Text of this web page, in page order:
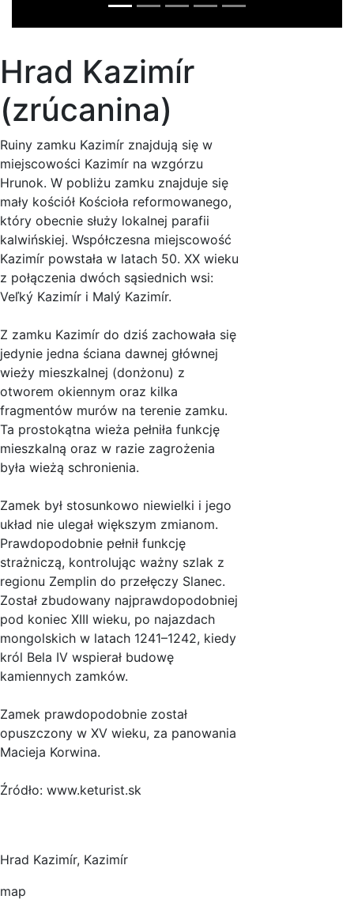
Hrad Kazimír
(zrúcanina)
Ruiny zamku Kazimír znajdują się w
miejscowości Kazimír na wzgórzu
Hrunok. W pobliżu zamku znajduje się
mały kościół Kościoła reformowanego,
który obecnie służy lokalnej parafii
kalwińskiej. Współczesna miejscowość
Kazimír powstała w latach 50. XX wieku
z połączenia dwóch sąsiednich wsi:
Veľký Kazimír i Malý Kazimír.
Z zamku Kazimír do dziś zachowała się
jedynie jedna ściana dawnej głównej
wieży mieszkalnej (donżonu) z
otworem okiennym oraz kilka
fragmentów murów na terenie zamku.
Ta prostokątna wieża pełniła funkcję
mieszkalną oraz w razie zagrożenia
była wieżą schronienia.
Zamek był stosunkowo niewielki i jego
układ nie ulegał większym zmianom.
Prawdopodobnie pełnił funkcję
strażniczą, kontrolując ważny szlak z
regionu Zemplin do przełęczy Slanec.
Został zbudowany najprawdopodobniej
pod koniec XIII wieku, po najazdach
mongolskich w latach 1241–1242, kiedy
król Bela IV wspierał budowę
kamiennych zamków.
Zamek prawdopodobnie został
opuszczony w XV wieku, za panowania
Macieja Korwina.
Źródło: www.keturist.sk
Hrad Kazimír, Kazimír
map